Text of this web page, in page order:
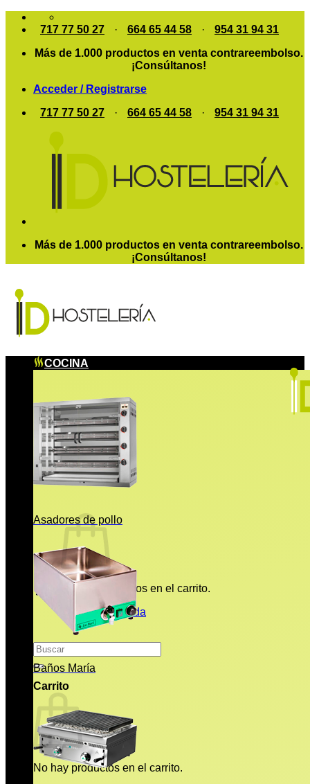
Saltar
717 77 50 27 · 664 65 44 58 ·
954 31 94 31
Más de 1.000 productos en venta contrareembolso.
¡Consúltanos!
Acceder / Registrarse
717 77 50 27
· 664 65 44 58 · 954 31 94 31
Más de 1.000 productos en venta contrareembolso.
¡Consúltanos!
No hay productos en el carrito.
Volver a la tienda
Buscar
por:
Carrito
No hay productos en el carrito.
COCINA
Asadores de pollo
Baños María